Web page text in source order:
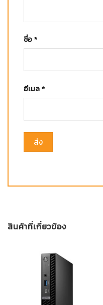
ชื่อ*
อีเมล*
สินค้าที่เกี่ยวข้อง